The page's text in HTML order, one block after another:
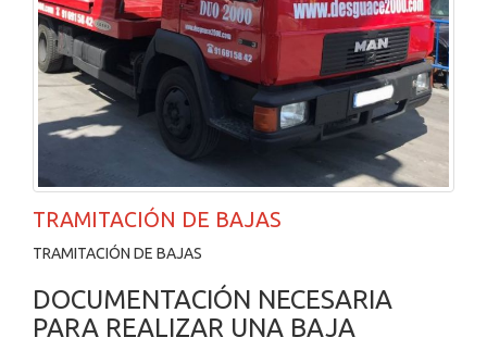
TRAMITACIÓN DE BAJAS
TRAMITACIÓN DE BAJAS
DOCUMENTACIÓN NECESARIA
PARA REALIZAR UNA BAJA